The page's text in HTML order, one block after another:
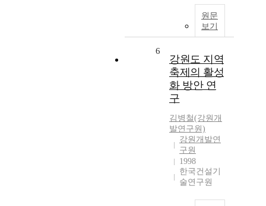
원문
보기
6
강원도 지역
축제의 활성
화 방안 연
구
김병철(강원개
발연구원)
강원개발연
구원
1998
한국건설기
술연구원